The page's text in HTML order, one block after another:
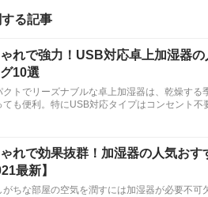
する記事
れで強力！USB対応卓上加湿器
10選
クトでリーズナブルな卓上加湿器は、乾燥する
ても便利。特にUSB対応タイプはコンセント
れで効果抜群！加湿器の人気おす
最新】
がちな部屋の空気を潤すには加湿器が必要不可